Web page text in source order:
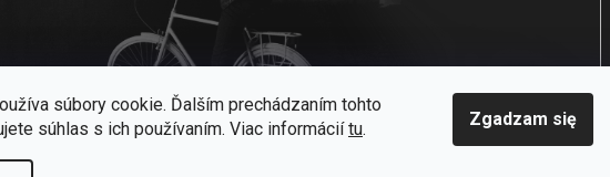
súbory cookie. Ďalším prechádzaním tohto
súhlas s ich používaním. Viac informáciítu. Zgadzam się